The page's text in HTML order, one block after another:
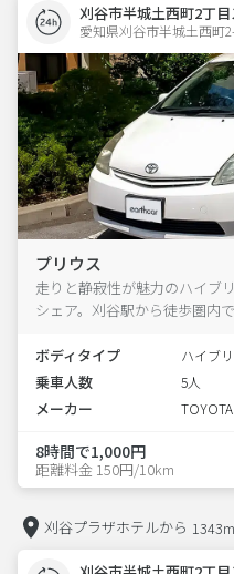
刈谷市半城土西町2丁
愛知県刈谷市半城土西町
プリウス
走りと静寂性が魅力のハイブ
シェア。刈谷駅から徒歩圏内で
ボディタイプ ハイブ
乗車人数 5人
メーカー
8時間で1,000円
距離料金 150円/10km
刈谷プラザホテルから 1343m